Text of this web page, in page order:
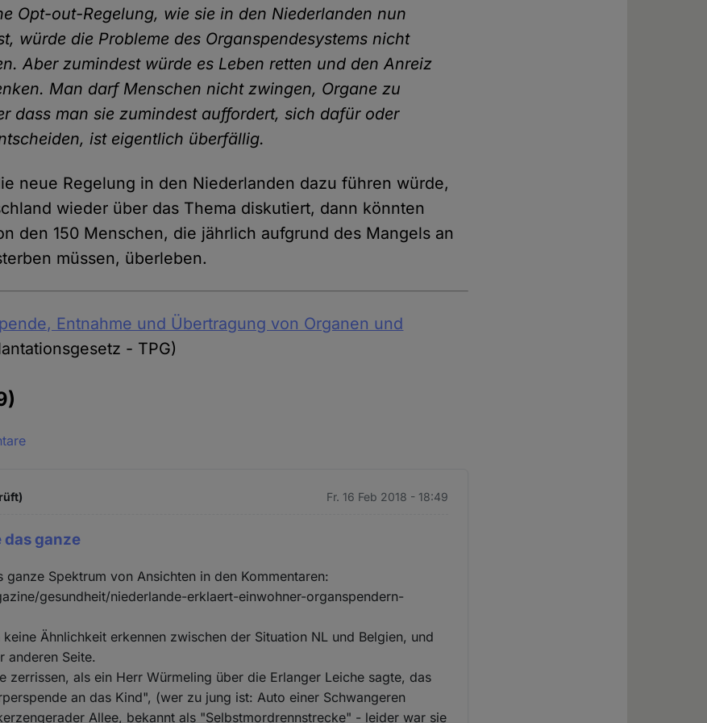
Opt-out-Regelung, wie sie in den Niederlanden nun
würde die Probleme des Organspendesystems nicht
Aber zumindest würde es Leben retten und den Anreiz
Man darf Menschen nicht zwingen, Organe zu
dass man sie zumindest auffordert, sich dafür oder
ist eigentlich überfällig.
neue Regelung in den Niederlanden dazu führen würde,
wieder über das Thema diskutiert, dann könnten
den 150 Menschen, die jährlich aufgrund des Mangels an
müssen, überleben.
Entnahme und Übertragung von Organen und
- TPG)
Fr. 16 Feb 2018 - 18:49
das ganze
ganze Spektrum von Ansichten in den Kommentaren:
gesundheit/niederlande-erklaert-einwohner-organspendern-
Ähnlichkeit erkennen zwischen der Situation NL und Belgien, und
anderen Seite.
zerrissen, als ein Herr Würmeling über die Erlanger Leiche sagte, das
an das Kind", (wer zu jung ist: Auto einer Schwangeren
Allee, bekannt als "Selbstmordrennstrecke" - leider war sie